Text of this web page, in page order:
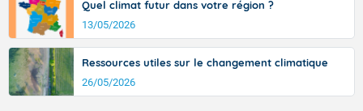
Quel climat futur dans votre région ?
13/05/2026
Ressources utiles sur le changement climatique
26/05/2026